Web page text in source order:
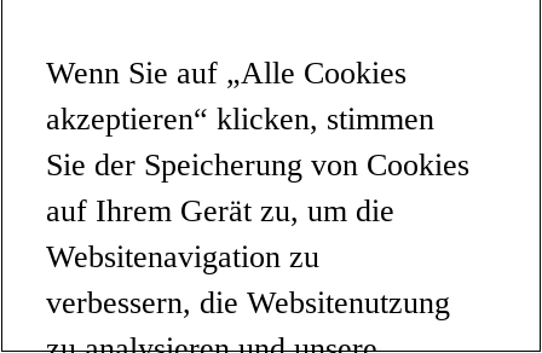
Wenn Sie auf „Alle Cookies
akzeptieren“ klicken, stimmen
Sie der Speicherung von Cookies
auf Ihrem Gerät zu, um die
Websitenavigation zu
verbessern, die Websitenutzung